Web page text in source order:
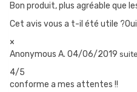
Bon produit, plus agréable que
Cet avis vous a t-il été utile ?Oui
×
Anonymous A. 04/06/2019
4/5
conforme a mes attentes !!